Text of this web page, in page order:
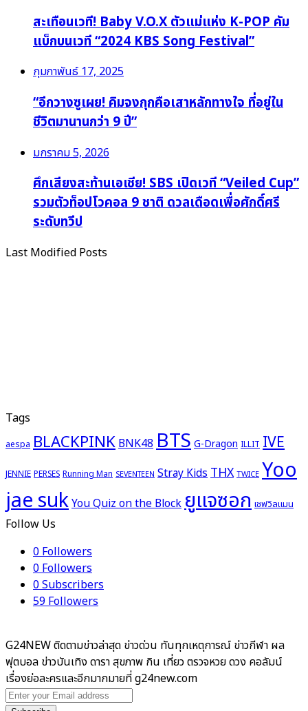
สะเทือนเวที! Baby V.O.X ตัวแม่แห่ง K-POP คัม
แบ็กบนเวที “2024 KBS Song Festival”
กุมภาพันธ์ 17, 2025
“อีกวางซูเผย! คิมจงกุกคือเสาหลักทางใจ ที่อยู่ใน
ชีวิตมานานกว่า 9 ปี”
มกราคม 5, 2026
ศึกเสียงสะท้านเอเชีย! SBS เปิดเวที “Veiled Cup”
รวมตัวท็อปโวคอล 9 ชาติ ดวลเดือดเพื่อศักดิ์ศรี
ระดับทวีป
Last Modified Posts
Tags
aespa BLACKPINKBNK48BTSG-Dragon ILLIT IVE
JENNIE PERSES Running Man SEVENTEEN Stray KidsTHX TWICE Yoo
jae sukYou Quiz on the Blockยูแจซอก เชฟวิลแมน
Follow Us
0Followers
0Followers
0Subscribers
59Followers
G24NEW ติดตามข่าวล่าสุด ข่าวด่วน ทันทุกเหตุการณ์ ข่าวกีฬา ผล
ฟุตบอล ข่าวบันเทิง ดารา สุขภาพ กิน เที่ยว ตรวจหวย ดวง คอลัมน์
เรื่องย่อละครและอีกมากมายที่ g24new.com
Enter